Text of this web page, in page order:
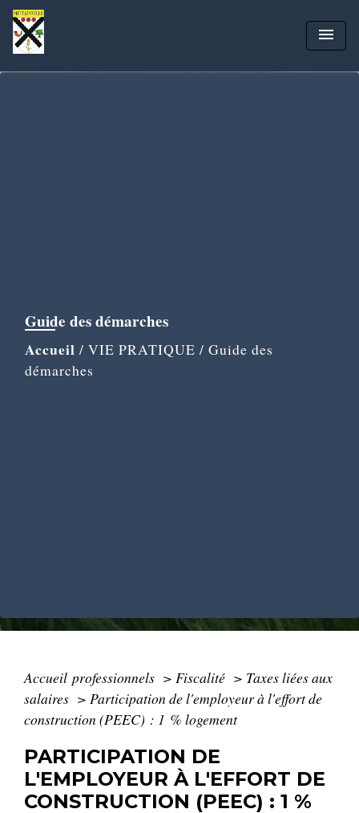
menu
Guide des démarches
Accueil / VIE PRATIQUE / Guide des
démarches
Accueil professionnels > Fiscalité > Taxes liées aux
salaires > Participation de l'employeur à l'effort de
construction (PEEC) : 1 % logement
PARTICIPATION DE
L'EMPLOYEUR À L'EFFORT DE
CONSTRUCTION (PEEC) : 1 %